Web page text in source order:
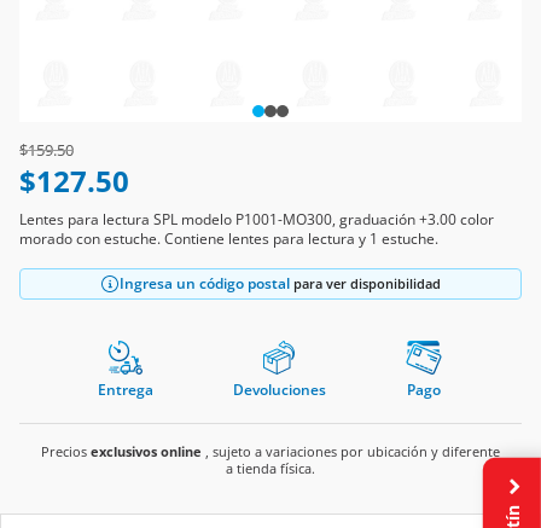
Price reduced from
$159.50to
$127.50
Lentes para lectura SPL modelo P1001-MO300, graduación +3.00 color
morado con estuche. Contiene lentes para lectura y 1 estuche.
Ingresa un código postal para ver disponibilidad
Entrega Devoluciones Pago
Precios exclusivos online , sujeto a variaciones por ubicación y diferente
a tienda física.